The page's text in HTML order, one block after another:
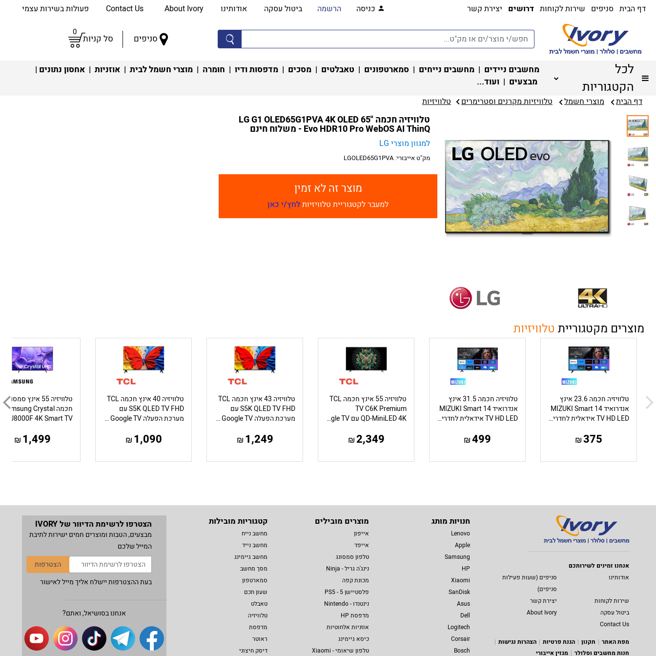
דף הבית סניפים שירות לקוחות דרושים יצירת קשר כניסה הרשמה ביטול עסקה אודותינו About Ivory פעולות בשירות עצמי
סניפים סל קניות
0
לכל
הקטגוריות
מחשבים ניידים | מחשבים נייחים | סמארטפונים | טאבלטים | מסכים | מדפסות ודיו | חומרה | מוצרי חשמל לבית | אוזניות | אחסון נתונים |
מבצעים | ועוד...
דף הבית מוצרי חשמל טלוויזיות מקרנים וסטרימרים‏ טלוויזיות‏
טלוויזיה חכמה "65 LG G1 OLED65G1PVA 4K OLED
Evo HDR10 Pro WebOS AI ThinQ - משלוח חינם
למגוון מוצרי LG
מק"ט אייבורי: LGOLED65G1PVA
מוצר זה לא זמין
למעבר לקטגוריית טלוויזיותלחץ/י כאן
מוצרים מקטגוריית טלוויזיות
טלוויזיה חכמה 23.6 אינץ
אנדרואיד 14 MIZUKI Smart
TV HD LED אידאלית לחדרי שינה, ממ"דים, מטבחים ומשרדים
375
₪
טלוויזיה חכמה 31.5 אינץ
אנדרואיד 14 MIZUKI Smart
TV HD LED אידאלית לחדרי שינה, ממ"דים, מטבחים ומשרדים
499
₪
טלוויזיה 55 אינץ חכמה TCL
TV C6K Premium
QD-MiniLED 4K עם Google TV – משלוח חינם
2,349
₪
טלוויזיה 43 אינץ חכמה TCL
S5K QLED TV FHD עם
מערכת הפעלה Google TV – משלוח חינם
1,249
₪
טלוויזיה 40 אינץ חכמה TCL
S5K QLED TV FHD עם
מערכת הפעלה Google TV – משלוח חינם
1,090
₪
טלוויזיה 55 אינץ סמסונג
חכמה Samsung Crystal
U8000F 4K Smart TV
1,499
₪
אנחנו זמינים לשירותכם
אודותינו
סניפים (שעות פעילות
סניפים)
שירות לקוחות
יצירת קשר
ביטול עסקה
About Ivory
Contact Us
מפת האתר
תקנון הגנת פרטיות
הצהרות נגישות
חנות מחשבים וסלולר
מגזין אייבורי
חנויות מותג
Lenovo
Apple
Samsung
HP
Xiaomi
SanDisk
Asus
Dell
Logitech
Corsair
Bosch
מוצרים מובילים
אייפון
אייפד
טלפון סמסונג
נינג'ה גריל - Ninja
מכונת קפה
פלסטיישן 5 - PS5
נינטנדו - Nintendo
מדפסת HP
אוזניות אלחוטיות
כיסא גיימינג
טלפון שיאומי - Xiaomi
קטגוריות מובילות
מחשב נייח
מחשב נייד
מחשב גיימינג
מסך מחשב
סמארטפון
שעון חכם
טאבלט
טלוויזיה
מדפסת
ראוטר
דיסק חיצוני
הצטרפו לרשימת הדיוור של IVORY
מבצעים, הטבות ומוצרים חמים ישירות לתיבת
המייל שלכם
הצטרפות
בעת ההצטרפות יישלח אליך מייל לאישור
אנחנו בסושיאל, ואתם?